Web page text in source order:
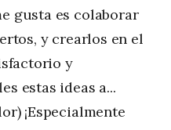
gusta es colaborar
y crearlos en el
y
estas ideas a...
¡Especialmente